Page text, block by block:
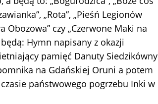
„Rota”, „Pieśń Legionów
czy „Czerwone Maki na
Hymn napisany z okazji
pamięć Danuty Siedzikówny
na Gdańskiej Oruni a potem
państwowego pogrzebu Inki w